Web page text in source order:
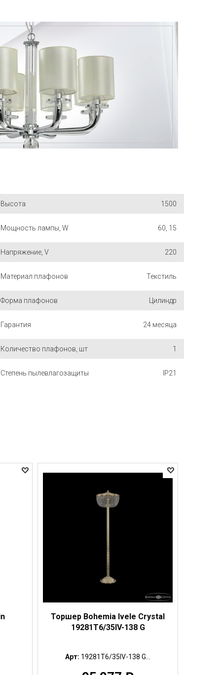
Высота 1500
Мощность лампы, W 60, 15
Напряжение, V 220
Материал плафонов Текстиль
Форма плафонов Цилиндр
Гарантия 24 месяца
Количество плафонов, шт 1
Степень пылевлагозащиты IP21
Торшер Bohemia Ivele Crystal
19281T6/35IV-138 G
Арт: 19281T6/35IV-138 G...